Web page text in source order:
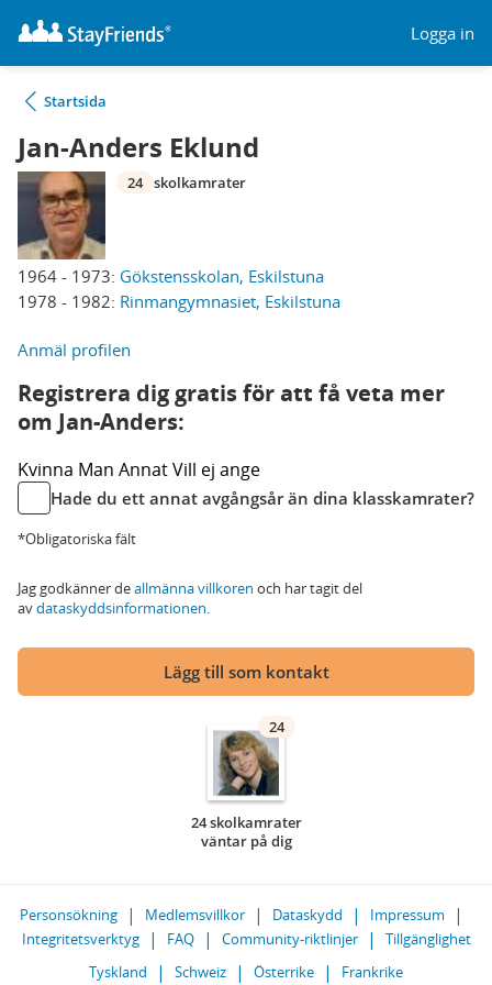
Logga in
Startsida
Jan-Anders Eklund
1964 - 1973: Gökstensskolan, Eskilstuna
1978 - 1982: Rinmangymnasiet, Eskilstuna
24 skolkamrater
Anmäl profilen
Registrera dig gratis för att få veta mer
om Jan-Anders:
Kvinna Man AnnatVill ej ange
Hade du ett annat avgångsår än dina klasskamrater?
*Obligatoriska fält
Jag godkänner deallmänna villkoren och har tagit del
avdataskyddsinformationen.
Lägg till som kontakt
24
24 skolkamrater
väntar på dig
Personsökning Medlemsvillkor Dataskydd
Impressum
Integritetsverktyg
FAQ Community-riktlinjer
Tillgänglighet
Tyskland
Schweiz Österrike Frankrike